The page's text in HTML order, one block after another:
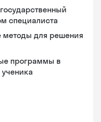
специалиста
методы для решения
программы в